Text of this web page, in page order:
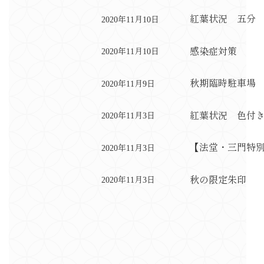
2020年11月10日 紅葉状況 五分
2020年11月10日 感染症対策
2020年11月9日 秋期臨時駐車場
2020年11月3日 紅葉状況 色付
2020年11月3日 【法堂・三門特
2020年11月3日 秋の限定朱印